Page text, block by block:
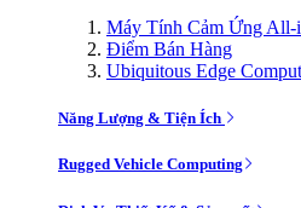
Máy Tính Cảm Ứng All-
Điểm Bán Hàng
Ubiquitous Edge
Năng Lượng & Tiện Ích
Rugged Vehicle Computing